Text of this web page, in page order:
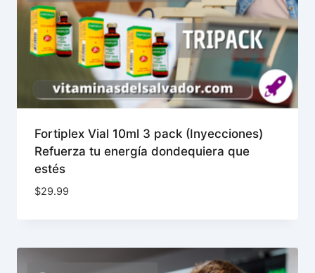
Fortiplex Vial 10ml 3 pack (Inyecciones)
Refuerza tu energía dondequiera que
estés
$29.99